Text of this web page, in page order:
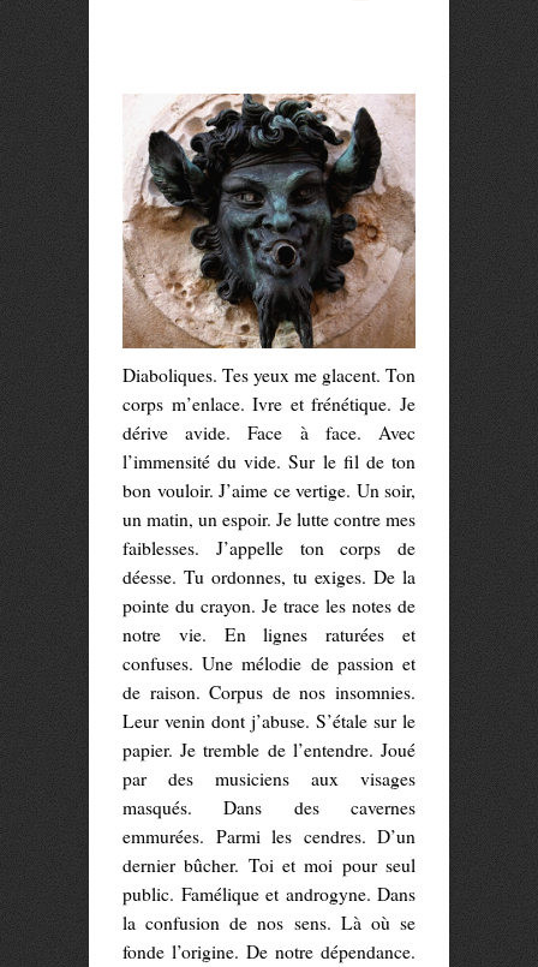
Diaboliques. Tes yeux me glacent. Ton
corps m’enlace. Ivre et frénétique. Je
dérive avide. Face à face. Avec
l’immensité du vide. Sur le fil de ton
bon vouloir. J’aime ce vertige. Un soir,
un matin, un espoir. Je lutte contre mes
faiblesses. J’appelle ton corps de
déesse. Tu ordonnes, tu exiges. De la
pointe du crayon. Je trace les notes de
notre vie. En lignes raturées et
confuses. Une mélodie de passion et
de raison. Corpus de nos insomnies.
Leur venin dont j’abuse. S’étale sur le
papier. Je tremble de l’entendre. Joué
par des musiciens aux visages
masqués. Dans des cavernes
emmurées. Parmi les cendres. D’un
dernier bûcher. Toi et moi pour seul
public. Famélique et androgyne. Dans
la confusion de nos sens. Là où se
fonde l’origine. De notre dépendance.